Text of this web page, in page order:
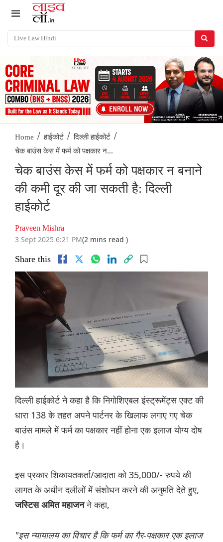
Home / हाईकोर्ट / दिल्ली हाईकोर्ट /
चेक बाउंस केस में फर्म को पक्षकार न...
चेक बाउंस केस में फर्म को पक्षकार न बनाने
की कमी दूर की जा सकती है: दिल्ली
हाईकोर्ट
Praveen Mishra
3 Sept 2025 6:21 PM(2 mins read )
Share this
दिल्ली हाईकोर्ट ने कहा है कि निगोशिएबल इंस्ट्रूमेंट्स एक्ट की
धारा 138 के तहत अपने पार्टनर के खिलाफ लगाए गए चेक
बाउंस मामले में फर्म का पक्षकार नहीं होना एक इलाज योग्य दोष
है।
इस प्रकार शिकायतकर्ता/आदाता को 35,000/- रुपये की
लागत के अधीन दलीलों में संशोधन करने की अनुमति देते हुए,
जस्टिस अमित महाजनने कहा,
"इस न्यायालय का विचार है कि फर्म का गैर-पक्षकार एक इलाज